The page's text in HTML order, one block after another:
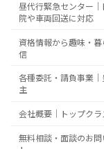
昼代行緊急センター
院や車両回送に対応
資格情報から趣味・
信
各種委託・請負事業
主
会社概要｜トップク
無料相談・面談のお